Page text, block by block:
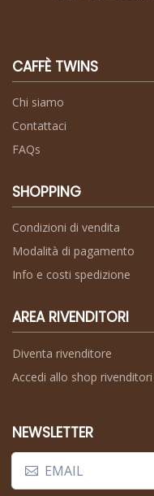
CAFFÈ TWINS
Chi siamo
Contattaci
FAQs
SHOPPING
Condizioni di vendita
Modalità di pagamento
Info e costi spedizione
AREA RIVENDITORI
Diventa rivenditore
Accedi allo shop rivenditori
NEWSLETTER